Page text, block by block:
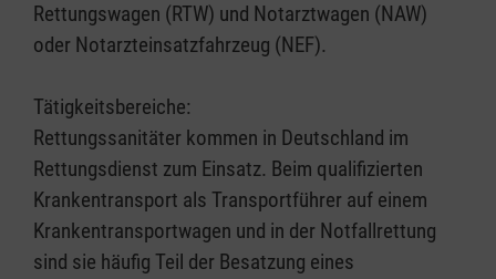
Rettungswagen (RTW) und Notarztwagen (NAW)
oder Notarzteinsatzfahrzeug (NEF).
Tätigkeitsbereiche:
Rettungssanitäter kommen in Deutschland im
Rettungsdienst zum Einsatz. Beim qualifizierten
Krankentransport als Transportführer auf einem
Krankentransportwagen und in der Notfallrettung
sind sie häufig Teil der Besatzung eines